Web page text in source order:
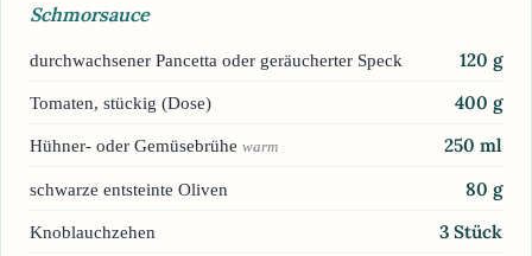
Schmorsauce
durchwachsener Pancetta oder geräucherter Speck 120 g
Tomaten, stückig (Dose) 400 g
Hühner- oder Gemüsebrühe warm 250 ml
schwarze entsteinte Oliven 80 g
Knoblauchzehen 3 Stück